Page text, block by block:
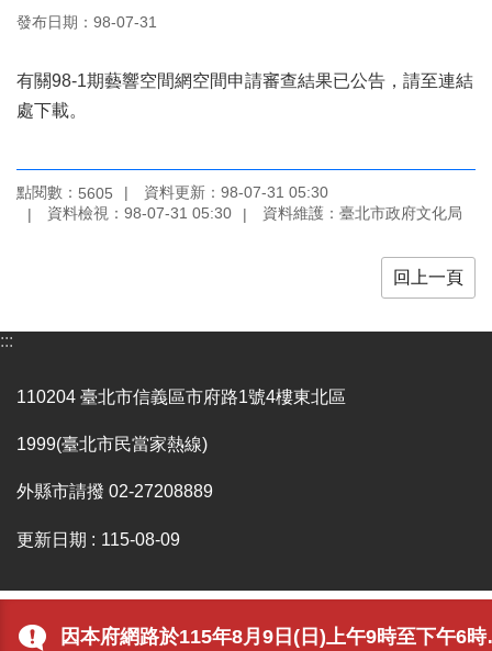
因本府網路於115年8月9日(日)上午9時至下午6時進行施工，屆時可能有網路瞬斷之情形，若有網站或服務卡住情形，請重新連線即可排除，造成不便，敬請見諒。
認
文
局
業
務
項
藝
間
歷
文
節
廉
政
發布日期：98-07-31
有關98-1期藝響空間網空間申請審查結果已公告，請至連結
處下載。
點閱數： 5605
資料更新：98-07-31 05:30
資料檢視：98-07-31 05:30
資料維護：臺北市政府文化局
回上一頁
:::
110204 臺北市信義區市府路1號4樓東北區
1999(臺北市民當家熱線)
外縣市請撥 02-27208889
更新日期 115-08-09